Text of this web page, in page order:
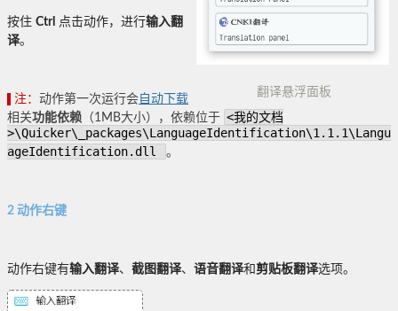
翻译悬浮面板
按住 Ctrl 点击动作，进行输入翻
译。
注： 动作第一次运行会 自动下载
相关功能依赖 （1MB大小），依赖位于 <我的文档
>\Quicker\_packages\LanguageIdentification\1.1.1\Langu
ageIdentification.dll
。
2 动作右键
动作右键有输入翻译、 截图翻译、 语音翻译和 剪贴板翻译选项。